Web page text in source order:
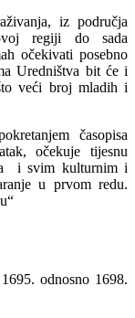
iz područja
regiji do sada
očekivati posebno
Uredništva bit će i
veći broj mladih i
časopisa
očekuje tijesnu
i svim kulturnim i
u prvom redu.
odnosno 1698.